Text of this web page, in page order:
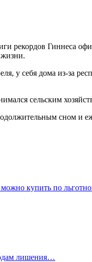
рекордов Гиннеса
жизни.
у себя дома из-за
сельским
сном и
купить по
лишения…